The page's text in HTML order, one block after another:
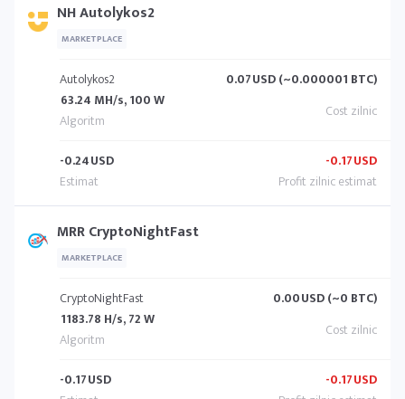
NH Autolykos2
MARKETPLACE
Autolykos2
63.24 MH/s, 100 W
0.07USD (~0.000001 BTC)
-0.24USD -0.17USD
MRR CryptoNightFast
MARKETPLACE
CryptoNightFast
1183.78 H/s, 72 W
0.00USD (~0 BTC)
-0.17USD -0.17USD